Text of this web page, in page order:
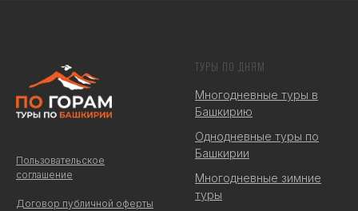
Пользовательское
соглашение
Договор публичной оферты
ТУРЫ ПО ДНЯМ
Многодневные туры в
Башкирию
Однодневные туры по
Башкирии
Многодневные зимние
туры